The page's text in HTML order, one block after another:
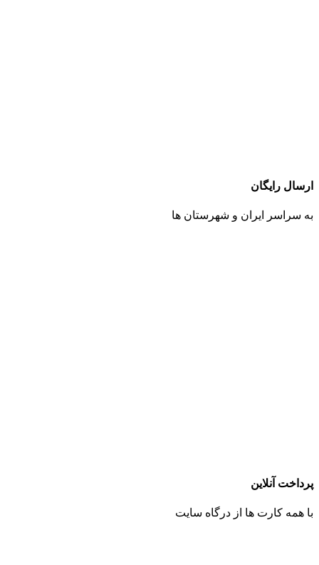
ارسال رایگان
به سراسر ایران و شهرستان ها
پرداخت آنلاین
با همه کارت ها از درگاه سایت